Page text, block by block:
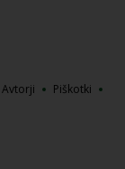
Avtorji
Piškotki